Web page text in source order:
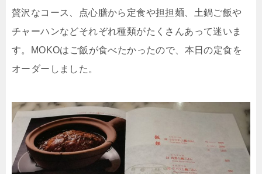
贅沢なコース、点心膳から定食や担担麺、土鍋ご飯や
チャーハンなどそれぞれ種類がたくさんあって迷いま
す。MOKOはご飯が食べたかったので、本日の定食を
オーダーしました。